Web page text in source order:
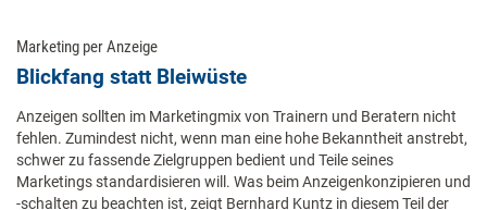
Marketing per Anzeige
Blickfang statt Bleiwüste
Anzeigen sollten im Marketingmix von Trainern und Beratern nicht
fehlen. Zumindest nicht, wenn man eine hohe Bekanntheit anstrebt,
schwer zu fassende Zielgruppen bedient und Teile seines
Marketings standardisieren will. Was beim Anzeigenkonzipieren und
-schalten zu beachten ist, zeigt Bernhard Kuntz in diesem Teil der